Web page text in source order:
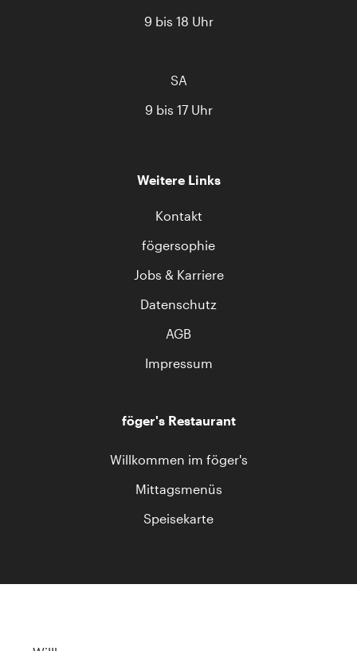
9 bis 18 Uhr
SA
9 bis 17 Uhr
Weitere Links
Kontakt
fögersophie
Jobs & Karriere
Datenschutz
AGB
Impressum
föger's Restaurant
Willkommen im föger's
Mittagsmenüs
Speisekarte